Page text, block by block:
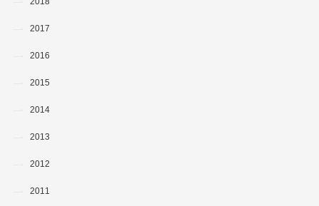
2017
2016
2015
2014
2013
2012
2011